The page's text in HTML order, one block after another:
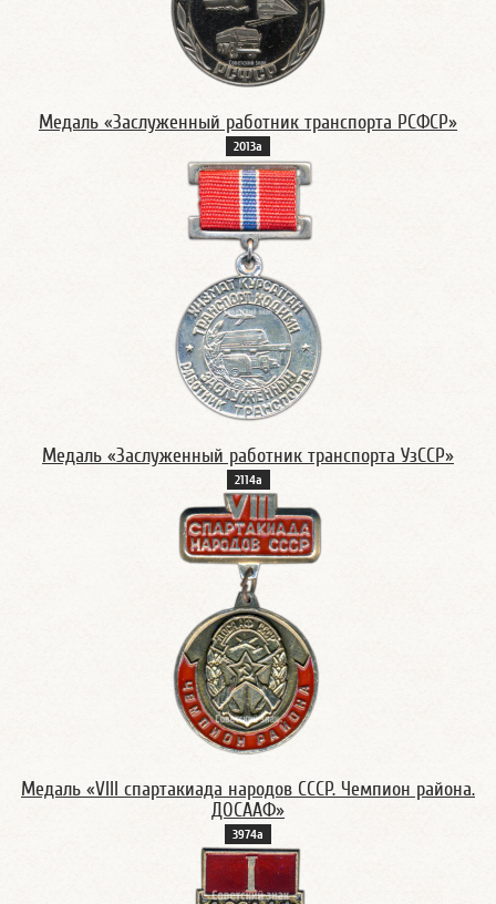
Медаль «Заслуженный работник транспорта РСФСР»
2013а
Медаль «Заслуженный работник транспорта УзССР»
2114а
Медаль «VIII спартакиада народов СССР. Чемпион района.
ДОСААФ»
3974а